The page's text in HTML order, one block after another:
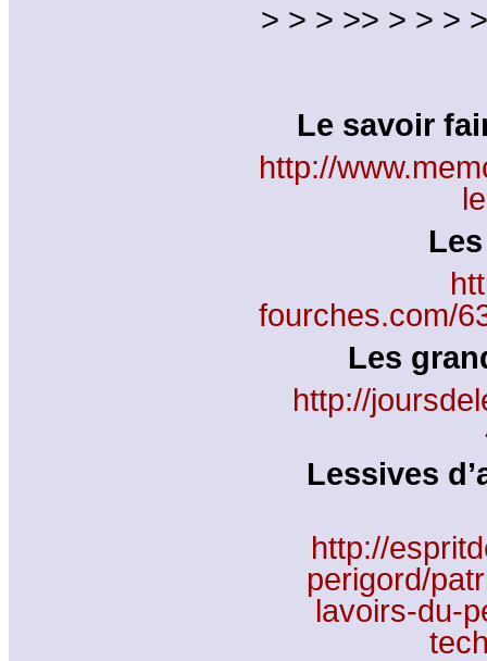
> > > >> > > >
Le savoir
http://
fourches.com/
Les
http://
Lessives
http://
perigord/
lavoirs-du-